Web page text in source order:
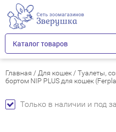
Каталог товаров
Главная / Для кошек /Туалеты,
бортом NIP PLUS для кошек
Только в наличии и под